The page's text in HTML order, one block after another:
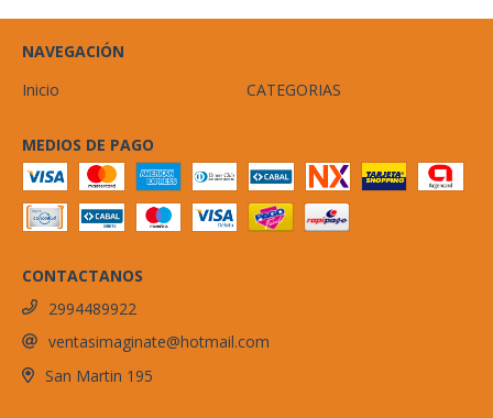
NAVEGACIÓN
Inicio
CATEGORIAS
MEDIOS DE PAGO
CONTACTANOS
2994489922
ventasimaginate@hotmail.com
San Martin 195